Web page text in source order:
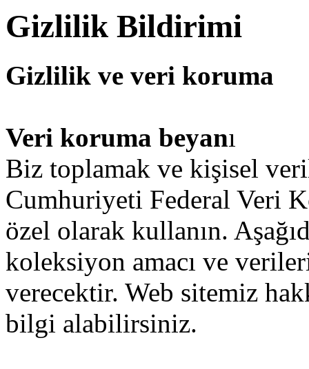
Gizlilik Bildirimi
Gizlilik ve veri koruma
Veri koruma beyanı
Biz toplamak ve kişisel
Cumhuriyeti Federal Veri
özel olarak kullanın.
koleksiyon amacı ve
verecektir. Web sitemiz
bilgi alabilirsiniz.